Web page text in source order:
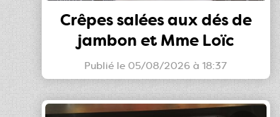
Crêpes salées aux dés de
jambon et Mme Loïc
Publié le 05/08/2026 à 18:37